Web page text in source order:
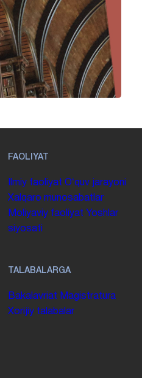
FAOLIYAT
Ilmiy faoliyat Oʻquv jarayoni
Xalqaro munosabatlar
Moliyaviy faoliyat Yoshlar
siyosati
TALABALARGA
Bakalavriat Magistratura
Xorijiy talabalar